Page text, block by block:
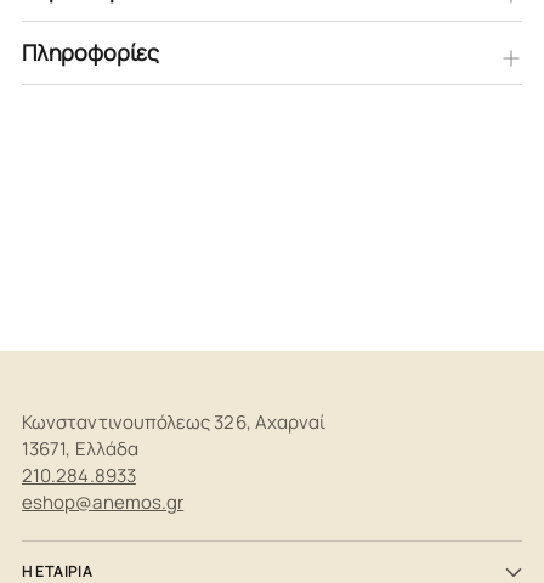
Πληροφορίες
Κωνσταντινουπόλεως 326, Αχαρναί
13671, Ελλάδα
210.284.8933
eshop@anemos.gr
Η ΕΤΑΙΡΙΑ